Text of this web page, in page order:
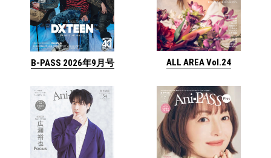
B-PASS 2026年9月号 ALL AREA Vol.24